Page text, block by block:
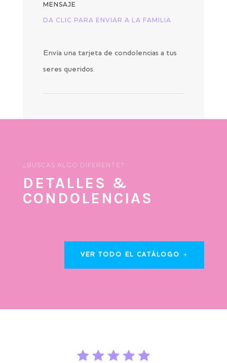
MENSAJE
DA CLIC PARA ENVIAR A LA FAMILIA
Envía una tarjeta de condolencias a tus
seres queridos.
¿BUSCAS ALGO DIFERENTE?
DETALLES &
CONDOLENCIAS
VER TODO EL CATÁLOGO